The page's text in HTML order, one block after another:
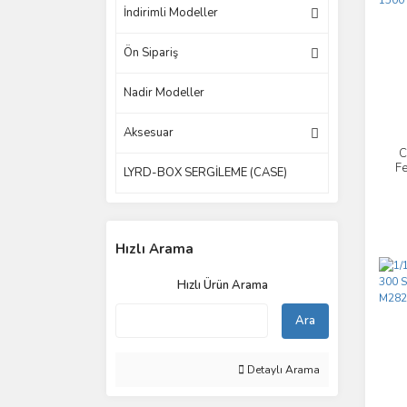
İndirimli Modeller
Ön Sipariş
Nadir Modeller
Aksesuar
LYRD-BOX SERGİLEME (CASE)
Hızlı Arama
Hızlı Ürün Arama
Ara
Detaylı Arama